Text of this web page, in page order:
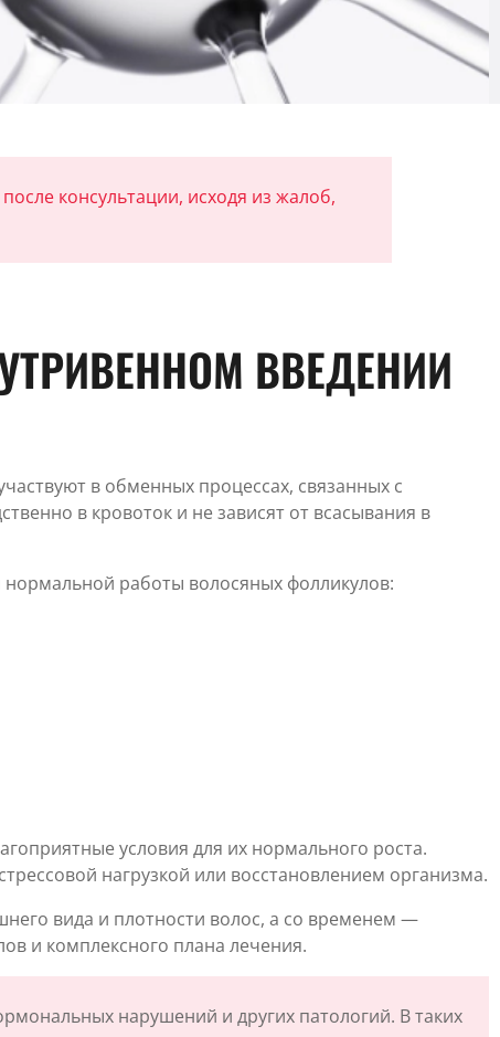
консультации, исходя из жалоб,
ВВЕДЕНИИ
в обменных процессах, связанных с
в кровоток и не зависят от всасывания в
работы волосяных фолликулов:
условия для их нормального роста.
нагрузкой или восстановлением организма.
вида и плотности волос, а со временем —
и комплексного плана лечения.
нарушений и других патологий. В таких